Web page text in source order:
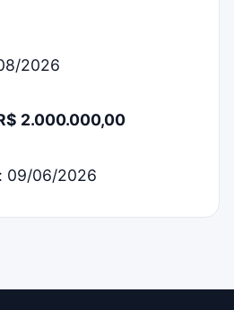
2026
2.000.000,00
09/06/2026